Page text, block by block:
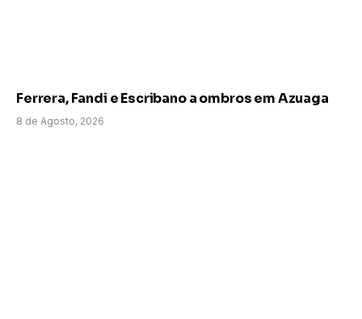
Ferrera, Fandi e Escribano a ombros em Azuaga
8 de Agosto, 2026